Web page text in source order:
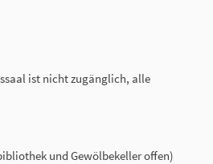
ist nicht zugänglich, alle
und Gewölbekeller offen)